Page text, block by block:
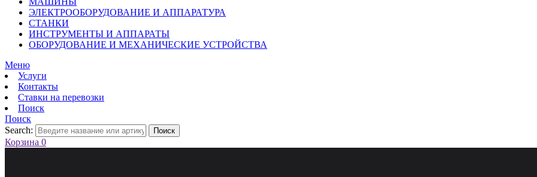
ЭЛЕКТРООБОРУДОВАНИЕ И АППАРАТУРА
СТАНКИ
ИНСТРУМЕНТЫ И АППАРАТЫ
ОБОРУДОВАНИЕ И МЕХАНИЧЕСКИЕ УСТРОЙСТВА
Меню
Услуги
Контакты
Ставки на перевозки
Поиск
Поиск
Search:
Поиск
Корзина 0